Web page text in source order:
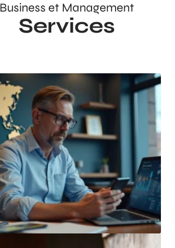
Business et Management
Services